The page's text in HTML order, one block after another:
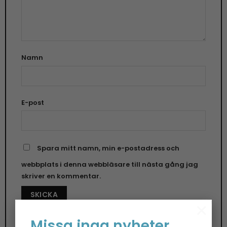
Namn
E-post
Spara mitt namn, min e-postadress och
webbplats i denna webbläsare till nästa gång jag
skriver en kommentar.